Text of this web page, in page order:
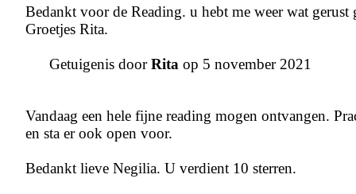
Bedankt voor de Reading. u hebt me weer wat gerust
Groetjes Rita.
Getuigenis doorRita op 5 november 2021
Vandaag een hele fijne reading mogen ontvangen.
en sta er ook open voor.
Bedankt lieve Negilia. U verdient 10 sterren.